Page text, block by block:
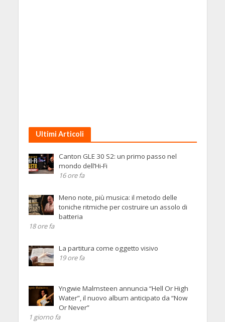
Ultimi Articoli
Canton GLE 30 S2: un primo passo nel
mondo dell’Hi-Fi
16 ore fa
Meno note, più musica: il metodo delle
toniche ritmiche per costruire un assolo di
batteria
18 ore fa
La partitura come oggetto visivo
19 ore fa
Yngwie Malmsteen annuncia “Hell Or High
Water”, il nuovo album anticipato da “Now
Or Never”
1 giorno fa